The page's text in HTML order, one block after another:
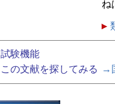
ね
試験機能
この文献を探してみる
→